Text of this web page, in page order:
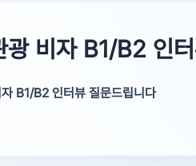
광 비자 B1/B2 인
B1/B2 인터뷰 질문드립니다